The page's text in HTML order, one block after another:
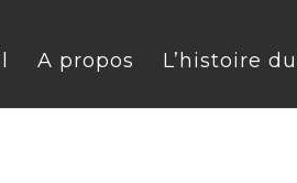
A propos L’histoire